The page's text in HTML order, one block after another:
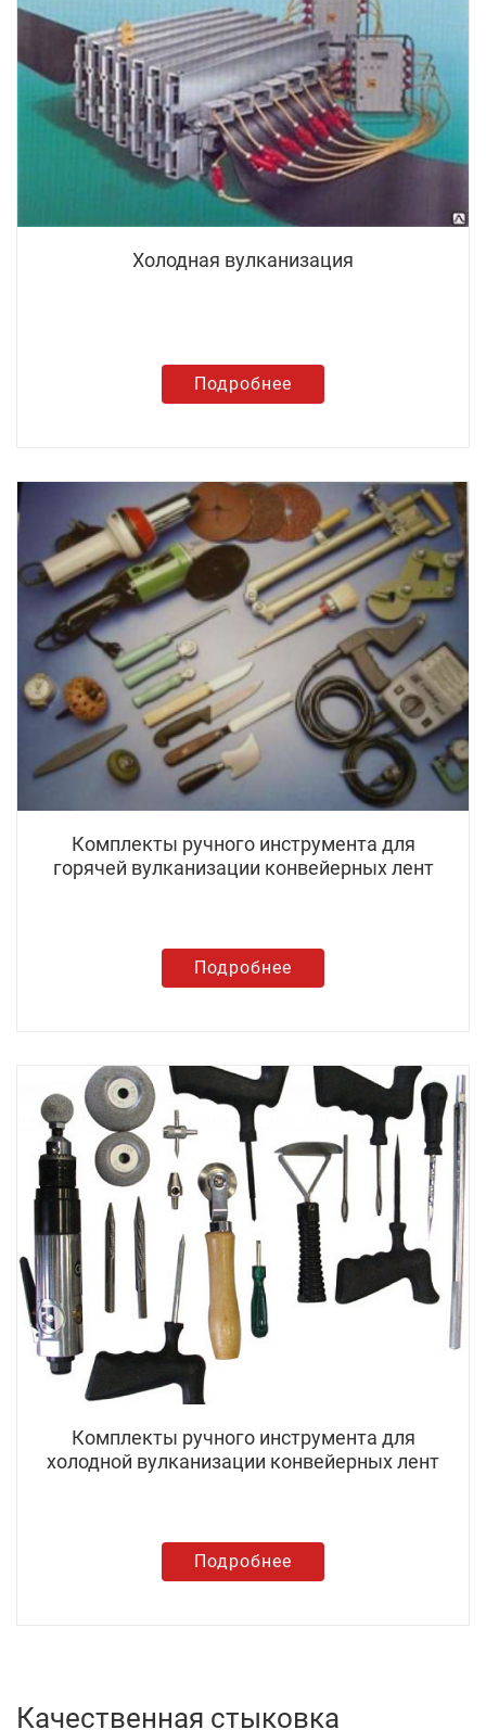
Холодная вулканизация
Подробнее
Комплекты ручного инструмента для
горячей вулканизации конвейерных лент
Подробнее
Комплекты ручного инструмента для
холодной вулканизации конвейерных лент
Подробнее
Качественная стыковка